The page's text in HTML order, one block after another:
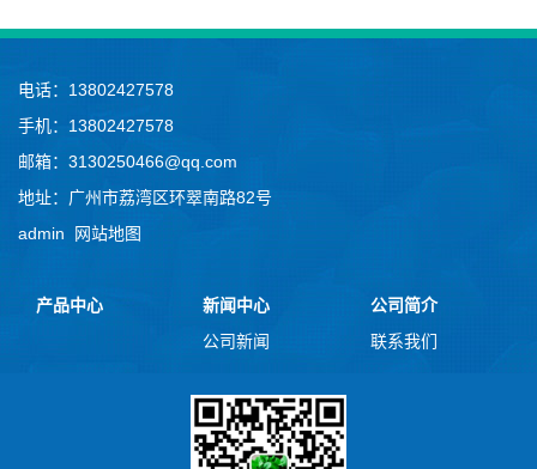
电话：13802427578
手机：13802427578
邮箱：3130250466@qq.com
地址：广州市荔湾区环翠南路82号
admin
网站地图
产品中心
新闻中心
公司新闻
公司简介
联系我们